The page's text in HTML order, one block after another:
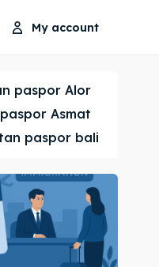
My account
paspor Alor
Asmat
paspor bali